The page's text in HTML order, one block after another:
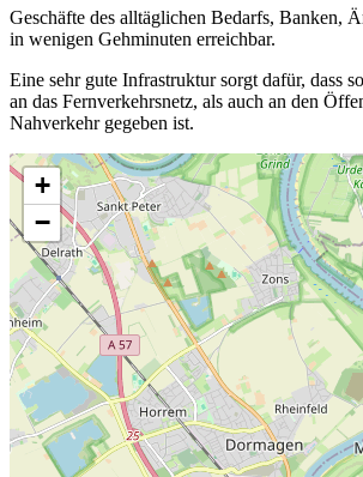
Geschäfte des alltäglichen Bedarfs, Banken,
in wenigen Gehminuten erreichbar.
Eine sehr gute Infrastruktur sorgt dafür, dass
an das Fernverkehrsnetz, als auch an den
Nahverkehr gegeben ist.
+
−